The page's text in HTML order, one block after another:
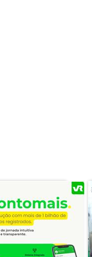
MEIs e